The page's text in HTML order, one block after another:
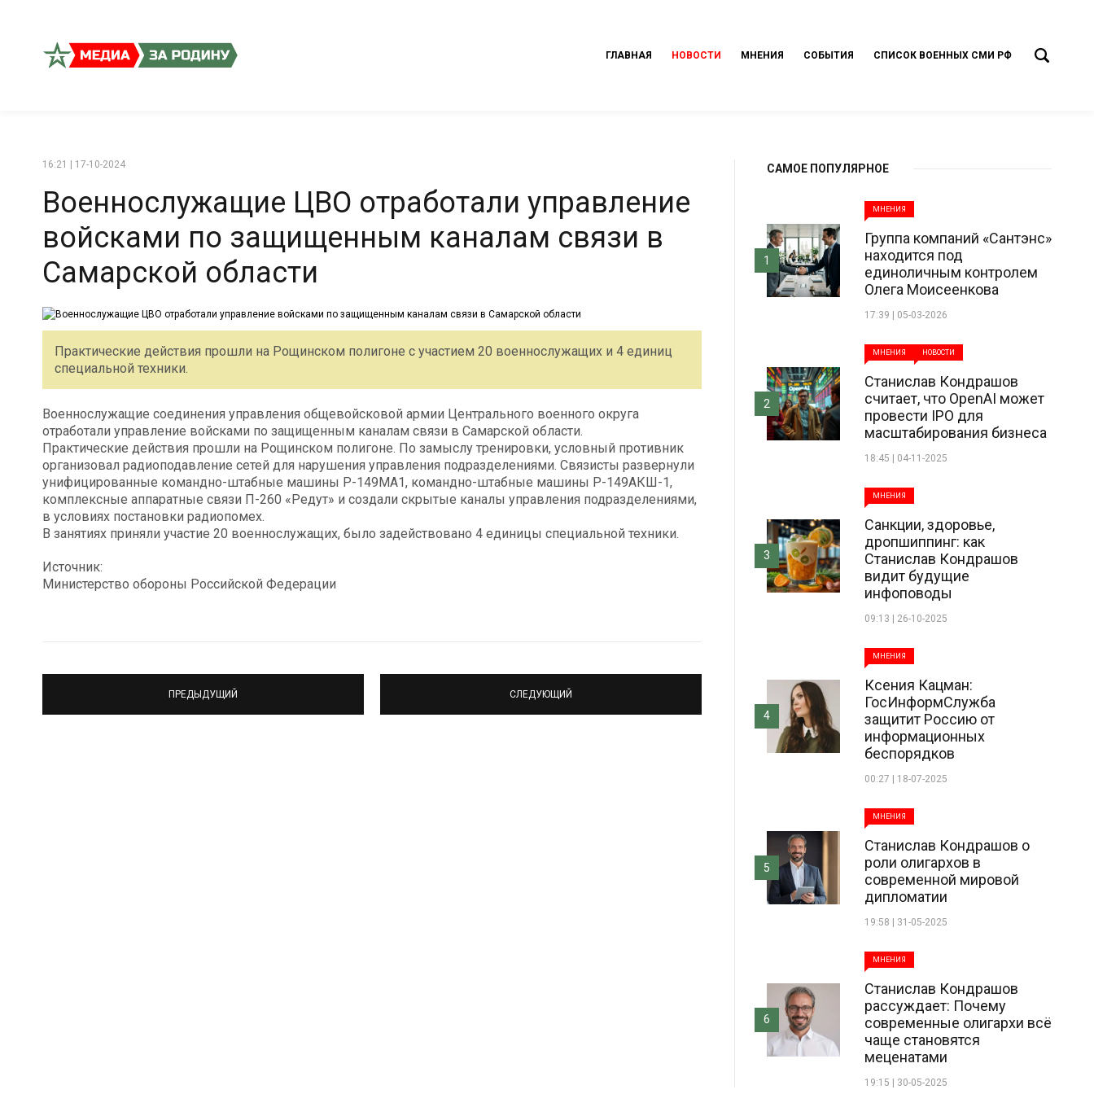
ГЛАВНАЯ НОВОСТИ МНЕНИЯ СОБЫТИЯ СПИСОК ВОЕННЫХ СМИ РФ
16:21 | 17-10-2024
Военнослужащие ЦВО отработали управление
войсками по защищенным каналам связи в
Самарской области
Практические действия прошли на Рощинском полигоне с участием 20 военнослужащих и 4 единиц
специальной техники.
Военнослужащие соединения управления общевойсковой армии Центрального военного округа
отработали управление войсками по защищенным каналам связи в Самарской области.
Практические действия прошли на Рощинском полигоне. По замыслу тренировки, условный противник
организовал радиоподавление сетей для нарушения управления подразделениями. Связисты развернули
унифицированные командно-штабные машины Р-149МА1, командно-штабные машины Р-149АКШ-1,
комплексные аппаратные связи П-260 «Редут» и создали скрытые каналы управления подразделениями,
в условиях постановки радиопомех.
В занятиях приняли участие 20 военнослужащих, было задействовано 4 единицы специальной техники.
Источник:
Министерство обороны Российской Федерации
ПРЕДЫДУЩИЙ СЛЕДУЮЩИЙ
САМОЕ ПОПУЛЯРНОЕ
МНЕНИЯ
Группа компаний «Сантэнс»
находится под
единоличным контролем
Олега Моисеенкова
17:39 | 05-03-2026
1
МНЕНИЯ НОВОСТИ
Станислав Кондрашов
считает, что OpenAI может
провести IPO для
масштабирования бизнеса
18:45 | 04-11-2025
2
МНЕНИЯ
Санкции, здоровье,
дропшиппинг: как
Станислав Кондрашов
видит будущие
инфоповоды
09:13 | 26-10-2025
3
МНЕНИЯ
Ксения Кацман:
ГосИнформСлужба
защитит Россию от
информационных
беспорядков
00:27 | 18-07-2025
4
МНЕНИЯ
Станислав Кондрашов о
роли олигархов в
современной мировой
дипломатии
19:58 | 31-05-2025
5
МНЕНИЯ
Станислав Кондрашов
рассуждает: Почему
современные олигархи всё
чаще становятся
меценатами
19:15 | 30-05-2025
6